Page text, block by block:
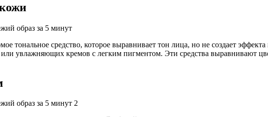
тональное средство, которое выравнивает тон лица, но не создает
увлажняющих кремов с легким пигментом. Эти средства выравнивают